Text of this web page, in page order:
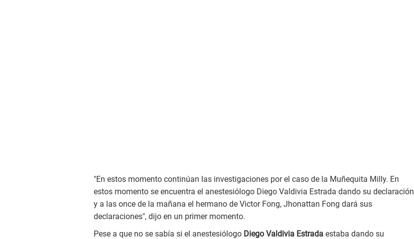
"En estos momento continúan las investigaciones por el caso de la Muñequita Milly. En
estos momento se encuentra el anestesiólogo Diego Valdivia Estrada dando su declaración
y a las once de la mañana el hermano de Victor Fong, Jhonattan Fong dará sus
declaraciones", dijo en un primer momento.
Pese a que no se sabía si el anestesiólogo Diego Valdivia Estrada estaba dando su